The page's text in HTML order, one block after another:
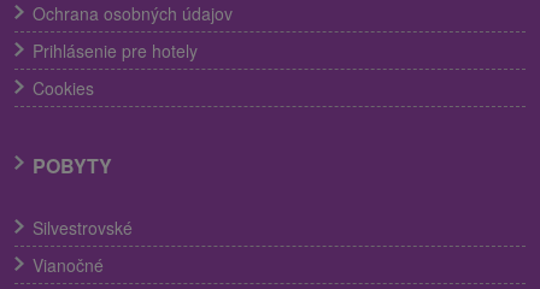
Ochrana osobných údajov
Prihlásenie pre hotely
Cookies
POBYTY
Silvestrovské
Vianočné